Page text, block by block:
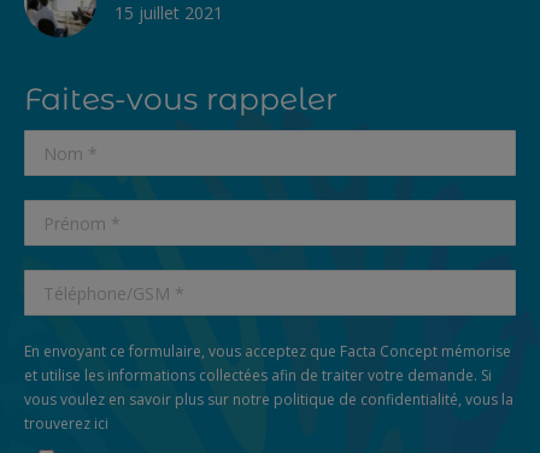
15 juillet 2021
Faites-vous rappeler
En envoyant ce formulaire, vous acceptez que Facta Concept mémorise
et utilise les informations collectées afin de traiter votre demande. Si
vous voulez en savoir plus sur notre politique de confidentialité, vous la
trouverez ici